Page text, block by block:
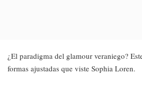
¿El paradigma del glamour veraniego?
formas ajustadas que viste Sophia Loren.